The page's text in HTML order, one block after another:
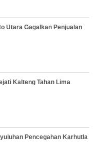
Utara Gagalkan Penjualan
Kalteng Tahan Lima
Pencegahan Karhutla